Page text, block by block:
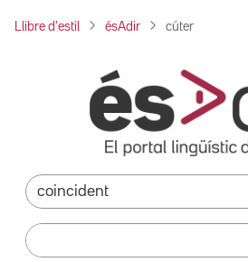
Llibre d'estil ésAdir cúter